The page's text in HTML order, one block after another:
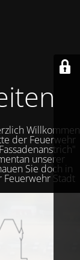
Willkommen
der Feuerwehr
unserer
Sie doch in
Stadt